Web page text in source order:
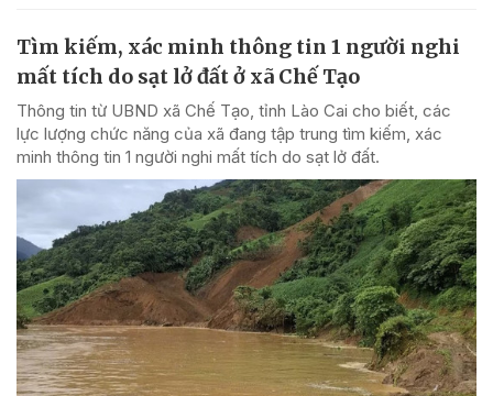
Tìm kiếm, xác minh thông tin 1 người nghi
mất tích do sạt lở đất ở xã Chế Tạo
Thông tin từ UBND xã Chế Tạo, tỉnh Lào Cai cho biết, các
lực lượng chức năng của xã đang tập trung tìm kiếm, xác
minh thông tin 1 người nghi mất tích do sạt lở đất.